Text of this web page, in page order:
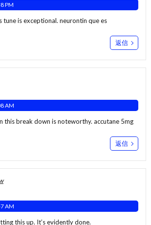
PM
tune is exceptional. neurontin que es
返信
AM
this break down is noteworthy. accutane 5mg
返信
AM
this up. It’s evidently done.